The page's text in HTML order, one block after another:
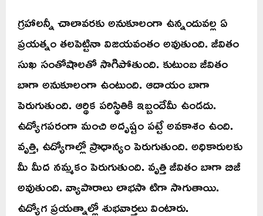
గ్రహాలన్నీ చాలావరకు అనుకూలంగా ఉన్నందువల్ల ఏ
ప్రయత్నం తలపెట్టినా విజయవంతం అవుతుంది. జీవితం
సుఖ సంతోషాలతో సాగిపోతుంది. కుటుంబ జీవితం
బాగా అనుకూలంగా ఉంటుంది. ఆదాయం బాగా
పెరుగుతుంది. ఆర్థిక పరిస్థితికి ఇబ్బందేమీ ఉండదు.
ఉద్యోగపరంగా మంచి అదృష్టం పట్టే అవకాశం ఉంది.
వృత్తి, ఉద్యోగాల్లో ప్రాధాన్యం పెరుగుతుంది. అధికారులకు
మీ మీద నమ్మకం పెరుగుతుంది. వృత్తి జీవితం బాగా బిజీ
అవుతుంది. వ్యాపారాలు లాభసా టిగా సాగుతాయి.
ఉద్యోగ ప్రయత్నాల్లో శుభవార్తలు వింటారు.